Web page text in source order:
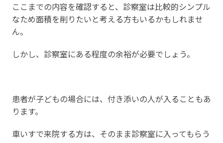
ここまでの内容を確認すると、診察室は比較的シンプル
なため面積を削りたいと考える方もいるかもしれませ
ん。
しかし、診察室にある程度の余裕が必要でしょう。
患者が子どもの場合には、付き添いの人が入ることもあ
ります。
車いすで来院する方は、そのまま診察室に入ってもらう